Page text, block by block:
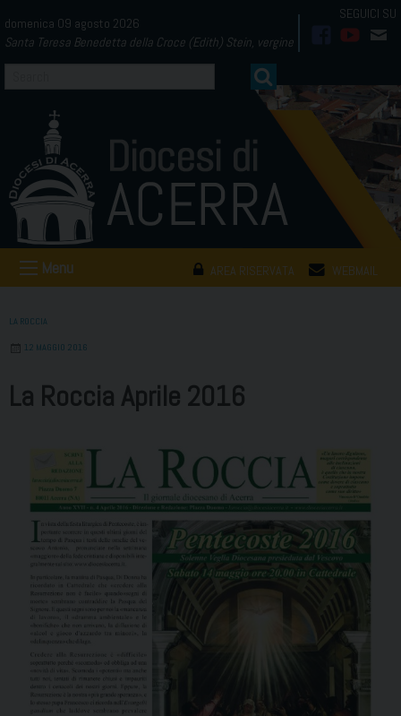
to
content
domenica 09 agosto 2026
Santa Teresa Benedetta della Croce (Edith) Stein, vergine
AREA RISERVATA WEBMAIL
Menu
LA ROCCIA
12 MAGGIO 2016
La Roccia Aprile 2016